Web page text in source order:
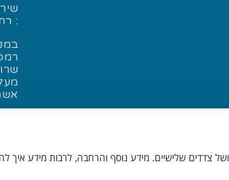
: רחוב